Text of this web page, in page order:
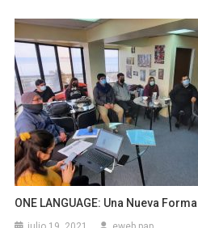
ONE LANGUAGE: Una Nueva